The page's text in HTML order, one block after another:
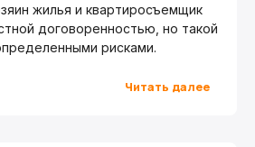
жилья и квартиросъемщик
договоренностью, но такой
рисками.
Читать далее